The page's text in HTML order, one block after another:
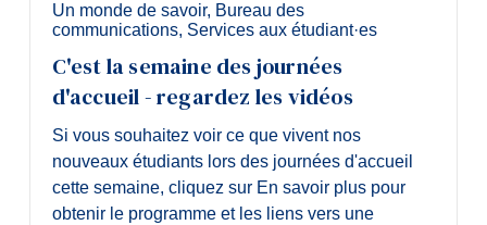
Un monde de savoir, Bureau des
communications, Services aux étudiant·es
C'est la semaine des journées
d'accueil - regardez les vidéos
Si vous souhaitez voir ce que vivent nos
nouveaux étudiants lors des journées d'accueil
cette semaine, cliquez sur En savoir plus pour
obtenir le programme et les liens vers une